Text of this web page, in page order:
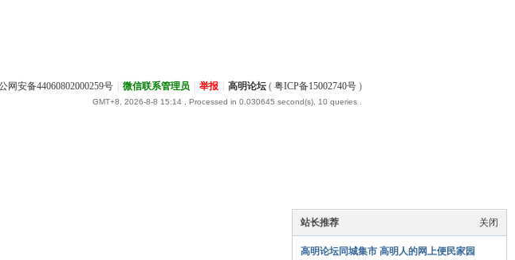
关闭
站长推荐
高明论坛同城集市 高明人的网上便民家园
网安备44060802000259号 微信联系管理员 举报 高明论坛 ( 粤ICP备15002740号 )
GMT+8, 2026-8-8 15:14 , Processed in 0.030645 second(s), 10 queries .